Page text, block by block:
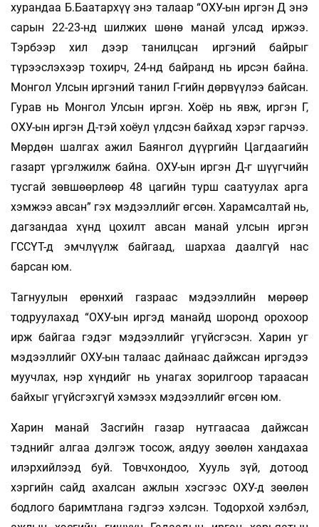
хурандаа Б.Баатархүү энэ талаар “ОХУ-ын иргэн Д энэ
сарын 22-23-нд шилжих шөнө манай улсад иржээ.
Тэрбээр хил дээр танилцсан иргэний байрыг
түрээслэхээр тохирч, 24-нд байранд нь ирсэн байна.
Монгол Улсын иргэний танил Г-гийн дөрвүүлээ байсан.
Гурав нь Монгол Улсын иргэн. Хоёр нь явж, иргэн Г,
ОХУ-ын иргэн Д-тэй хоёул үлдсэн байхад хэрэг гарчээ.
Мөрдөн шалгах ажил Баянгол дүүргийн Цагдаагийн
газарт үргэлжилж байна. ОХУ-ын иргэн Д-г шүүгчийн
тусгай зөвшөөрлөөр 48 цагийн турш саатуулах арга
хэмжээ авсан” гэх мэдээллийг өгсөн. Харамсалтай нь,
дагзандаа хүнд цохилт авсан манай улсын иргэн
ГССҮТ-д эмчлүүлж байгаад, шархаа даалгүй нас
барсан юм.
Тагнуулын ерөнхий газраас мэдээллийн мөрөөр
тодруулахад “ОХУ-ын иргэд манайд шоронд орохоор
ирж байгаа гэдэг мэдээллийг үгүйсгэсэн. Харин уг
мэдээллийг ОХУ-ын талаас дайнаас дайжсан иргэдээ
муучлах, нэр хүндийг нь унагах зорилгоор тараасан
байхыг үгүйсгэхгүй хэмээх мэдээллийг өгсөн юм.
Харин манай Засгийн газар нутгаасаа дайжсан
тэднийг алгаа дэлгэж тосож, аядуу зөөлөн хандахаа
илэрхийлээд буй. Товчхондоо, Хууль зүй, дотоод
хэргийн сайд ахалсан ажлын хэсгээс ОХУ-д зөөлөн
бодлого баримтлана гэдгээ хэлсэн. Тодорхой хэлбэл,